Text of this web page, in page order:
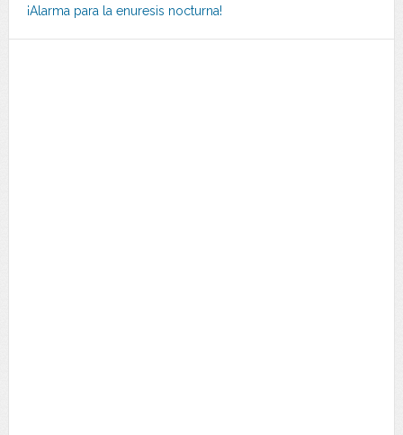
¡Alarma para la enuresis nocturna!